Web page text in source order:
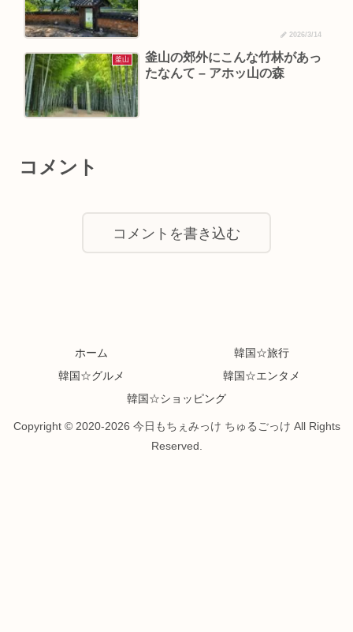
2026/3/14
釜山
釜山の郊外にこんな竹林があっ
たなんて – アホッ山の森
コメント
コメントを書き込む
ホーム
韓国☆旅行
韓国☆グルメ
韓国☆エンタメ
韓国☆ショッピング
Copyright © 2020-2026 今日もちぇみっけ ちゅるごっけ All Rights
Reserved.